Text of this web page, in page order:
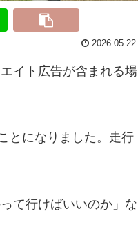
2026.05.22
イト広告が含まれる場
とになりました。走行
て行けばいいのか」な